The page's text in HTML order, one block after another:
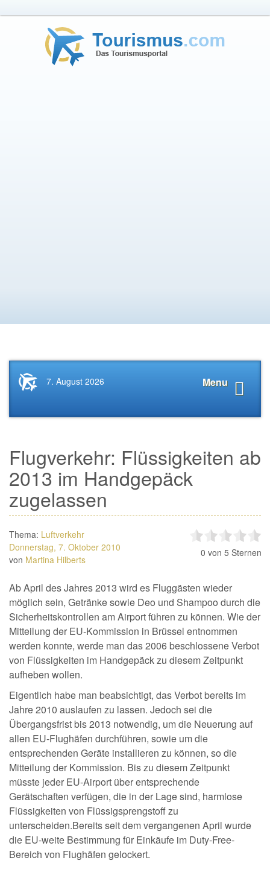
Startseite
News.Tourismus.com
Menu
7. August 2026
Flugverkehr: Flüssigkeiten ab
2013 im Handgepäck
zugelassen
Thema: Luftverkehr
Donnerstag, 7. Oktober 2010
von Martina Hilberts
0 von 5 Sternen
Ab April des Jahres 2013 wird es Fluggästen wieder
möglich sein, Getränke sowie Deo und Shampoo durch die
Sicherheitskontrollen am Airport führen zu können. Wie der
Mitteilung der EU-Kommission in Brüssel entnommen
werden konnte, werde man das 2006 beschlossene Verbot
von Flüssigkeiten im Handgepäck zu diesem Zeitpunkt
aufheben wollen.
Eigentlich habe man beabsichtigt, das Verbot bereits im
Jahre 2010 auslaufen zu lassen. Jedoch sei die
Übergangsfrist bis 2013 notwendig, um die Neuerung auf
allen EU-Flughäfen durchführen, sowie um die
entsprechenden Geräte installieren zu können, so die
Mitteilung der Kommission. Bis zu diesem Zeitpunkt
müsste jeder EU-Airport über entsprechende
Gerätschaften verfügen, die in der Lage sind, harmlose
Flüssigkeiten von Flüssigsprengstoff zu
unterscheiden.Bereits seit dem vergangenen April wurde
die EU-weite Bestimmung für Einkäufe im Duty-Free-
Bereich von Flughäfen gelockert.